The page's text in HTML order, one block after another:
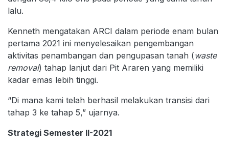
lalu.
Kenneth mengatakan ARCI dalam periode enam bulan
pertama 2021 ini menyelesaikan pengembangan
aktivitas penambangan dan pengupasan tanah (waste
removal) tahap lanjut dari Pit Araren yang memiliki
kadar emas lebih tinggi.
“Di mana kami telah berhasil melakukan transisi dari
tahap 3 ke tahap 5,” ujarnya.
Strategi Semester II-2021